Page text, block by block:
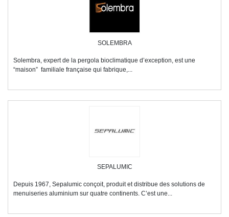
SOLEMBRA
Solembra, expert de la pergola bioclimatique d’exception, est une
“maison” familiale française qui fabrique,...
SEPALUMIC
Depuis 1967, Sepalumic conçoit, produit et distribue des solutions de
menuiseries aluminium sur quatre continents. C’est une...